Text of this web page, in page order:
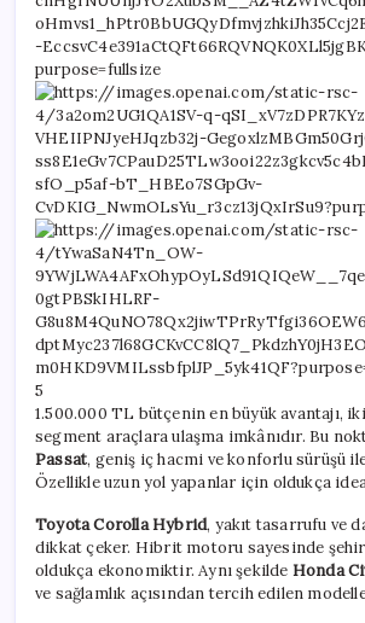
5
1.500.000 TL bütçenin en büyük avantajı,
segment araçlara ulaşma imkânıdır. Bu
Passat, geniş iç hacmi ve konforlu sürüşü
Özellikle uzun yol yapanlar için oldukça
Toyota Corolla Hybrid, yakıt tasarrufu ve
dikkat çeker. Hibrit motoru sayesinde
oldukça ekonomiktir. Aynı şekilde Honda
ve sağlamlık açısından tercih edilen